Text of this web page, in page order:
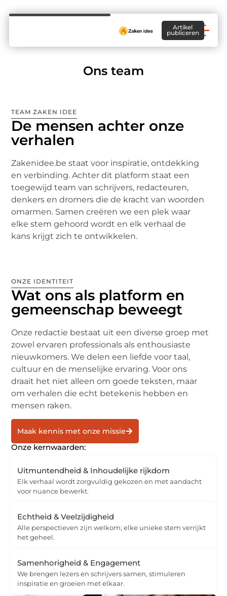
Artikel
publiceren
Ons team
TEAM ZAKEN IDEE
De mensen achter onze
verhalen
Zakenidee.be staat voor inspiratie, ontdekking
en verbinding. Achter dit platform staat een
toegewijd team van schrijvers, redacteuren,
denkers en dromers die de kracht van woorden
omarmen. Samen creëren we een plek waar
elke stem gehoord wordt en elk verhaal de
kans krijgt zich te ontwikkelen.
ONZE IDENTITEIT
Wat ons als platform en
gemeenschap beweegt
Onze redactie bestaat uit een diverse groep met
zowel ervaren professionals als enthousiaste
nieuwkomers. We delen een liefde voor taal,
cultuur en de menselijke ervaring. Voor ons
draait het niet alleen om goede teksten, maar
om verhalen die echt betekenis hebben en
mensen raken.
Maak kennis met onze missie
Onze kernwaarden:
Uitmuntendheid & Inhoudelijke rijkdom
Elk verhaal wordt zorgvuldig gekozen en met aandacht
voor nuance bewerkt.
Echtheid & Veelzijdigheid
Alle perspectieven zijn welkom; elke unieke stem verrijkt
het geheel.
Samenhorigheid & Engagement
We brengen lezers en schrijvers samen, stimuleren
inspiratie en groeien met elkaar.